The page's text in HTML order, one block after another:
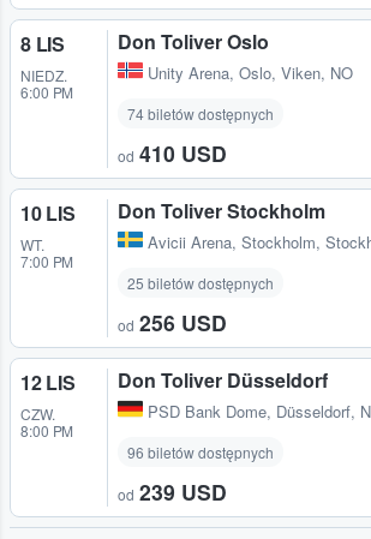
8 LIS
NIEDZ.
6:00 PM
Don Toliver Oslo
Unity Arena, Oslo, Viken, NO
74 biletów dostępnych
od 410 USD
10 LIS
WT.
7:00 PM
Don Toliver Stockholm
Avicii Arena, Stockholm,
25 biletów dostępnych
od 256 USD
12 LIS
CZW.
8:00 PM
Don Toliver Düsseldorf
PSD Bank Dome, Düsseldorf,
96 biletów dostępnych
od 239 USD